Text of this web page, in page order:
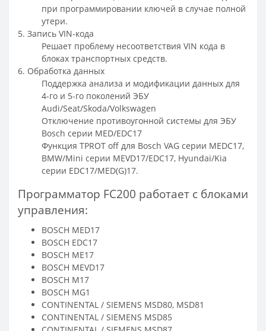
при программировании ключей в случае полной
утери.
5. Запись VIN-кода
Решает проблему несоответствия VIN кода в
блоках транспортных средств.
6. Обработка данных
Поддержка анализа и модификации данных для
4-го и 5-го поколений ЭБУ
Audi/Seat/Skoda/Volkswagen
Отключение противоугонной системы для ЭБУ
Bosch серии MED/EDC17
Функция TPROT off для Bosch VAG серии MEDC17,
BMW/Mini серии MEVD17/EDC17, Hyundai/Kia
серии EDC17/MED(G)17.
Программатор FC200 работает с блоками
управления:
BOSCH MED17
BOSCH EDC17
BOSCH ME17
BOSCH MEVD17
BOSCH M17
BOSCH MG1
CONTINENTAL / SIEMENS MSD80, MSD81
CONTINENTAL / SIEMENS MSD85